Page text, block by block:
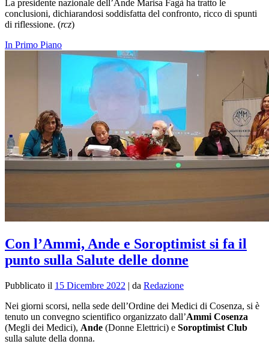
La presidente nazionale dell’Ande Marisa Fagà ha tratto le
conclusioni, dichiarandosi soddisfatta del confronto, ricco di spunti
di riflessione. (rcz)
In Primo Piano
Con l’Ammi, Ande e Soroptimist si fa il
punto sulla Salute delle donne
Pubblicato il 15 Dicembre 2022 | da Redazione
Nei giorni scorsi, nella sede dell’Ordine dei Medici di Cosenza, si è
tenuto un convegno scientifico organizzato dall’Ammi Cosenza
(Megli dei Medici), Ande (Donne Elettrici) e Soroptimist Club
sulla salute della donna.